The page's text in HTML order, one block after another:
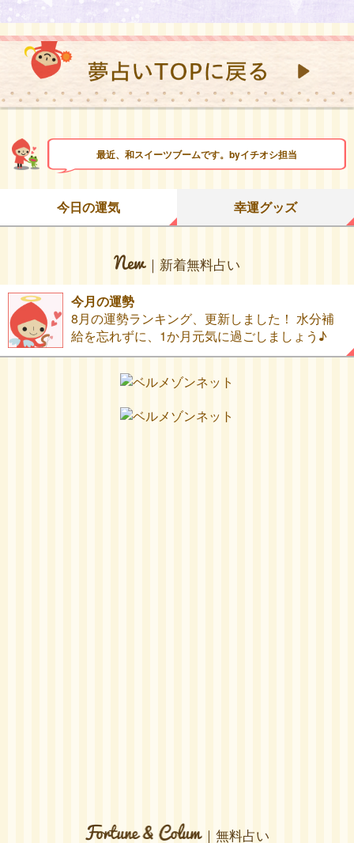
最近、和スイーツブームです。byイチオシ担当
今日の運気 幸運グッズ
｜新着無料占い
今月の運勢
8月の運勢ランキング、更新しました！ 水分補
給を忘れずに、1か月元気に過ごしましょう♪
｜無料占い